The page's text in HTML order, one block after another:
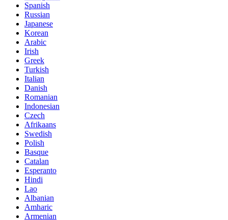
Spanish
Russian
Japanese
Korean
Arabic
Irish
Greek
Turkish
Italian
Danish
Romanian
Indonesian
Czech
Afrikaans
Swedish
Polish
Basque
Catalan
Esperanto
Hindi
Lao
Albanian
Amharic
Armenian